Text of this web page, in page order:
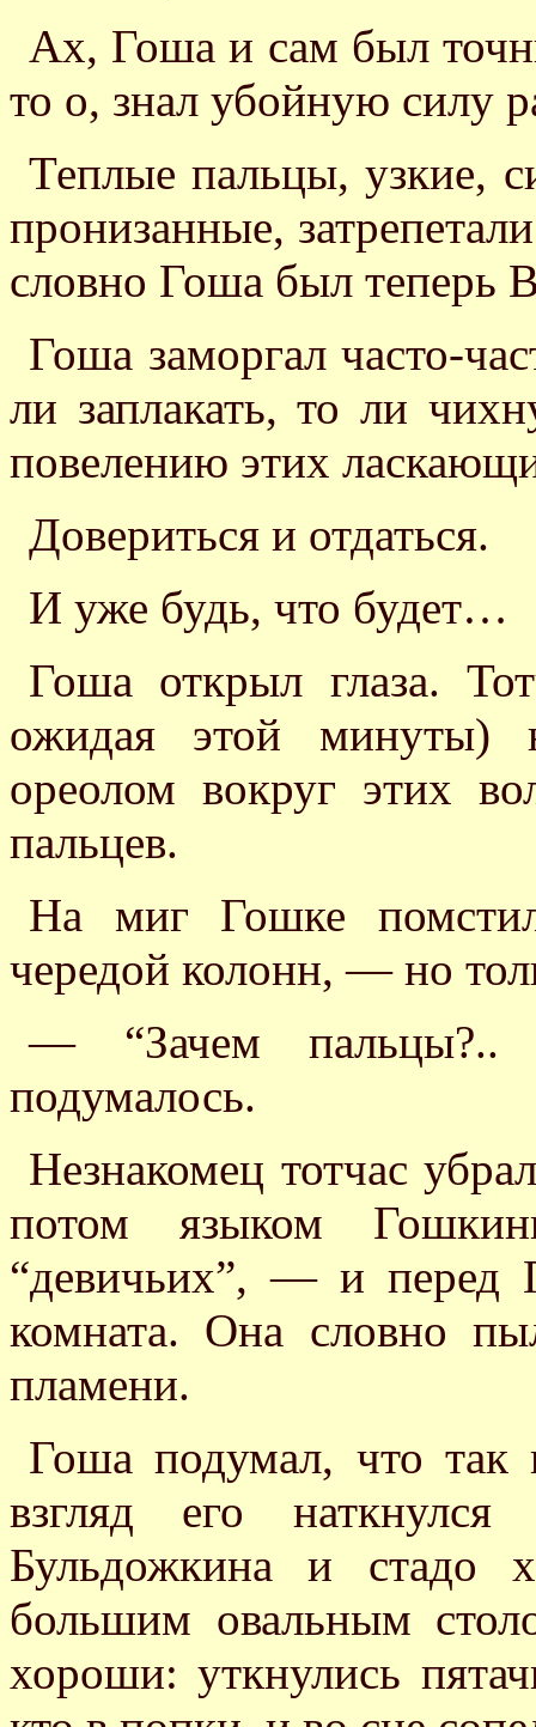
Ах, Гоша и сам был
то о, знал убойную силу
Теплые пальцы, узкие,
пронизанные,
словно Гоша был теперь
Гоша заморгал часто-
ли заплакать, то ли
повелению этих
Довериться и отдаться.
И уже будь, что будет…
Гоша открыл глаза.
ожидая этой минуты)
ореолом вокруг этих
пальцев.
На миг Гошке
чередой колонн, — но
— “Зачем
подумалось.
Незнакомец тотчас
потом языком
“девичьих”, — и перед
комната. Она словно
пламени.
Гоша подумал, что так
взгляд его наткнулся
Бульдожкина и стадо
большим овальным
хороши: уткнулись